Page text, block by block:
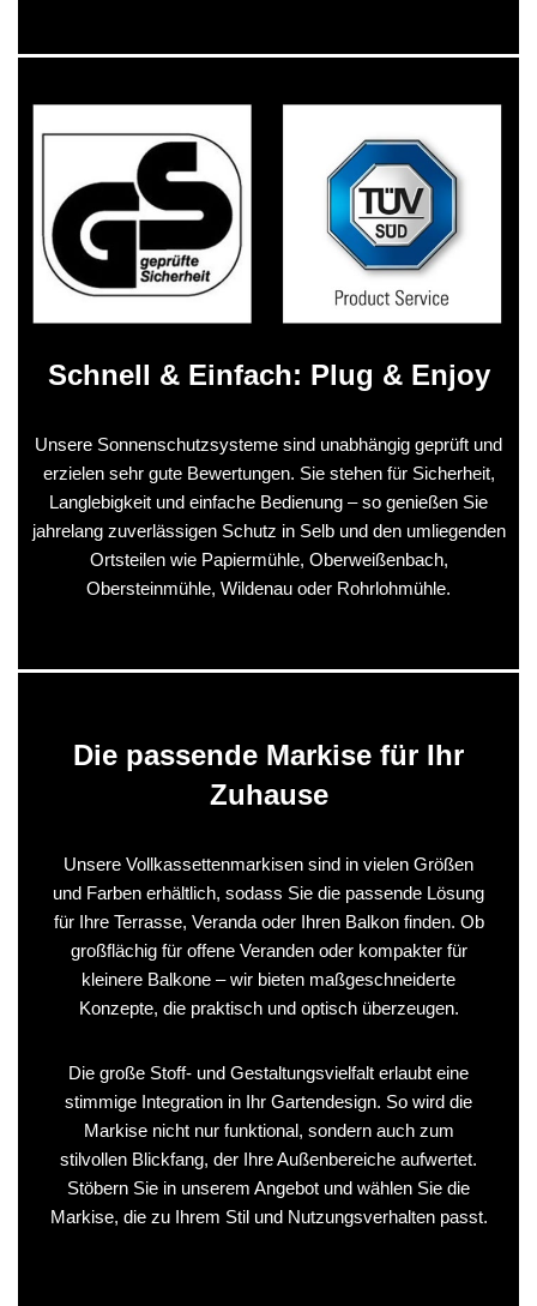
Schnell & Einfach: Plug & Enjoy
Unsere Sonnenschutzsysteme sind unabhängig geprüft und
erzielen sehr gute Bewertungen. Sie stehen für Sicherheit,
Langlebigkeit und einfache Bedienung – so genießen Sie
jahrelang zuverlässigen Schutz in Selb und den umliegenden
Ortsteilen wie Papiermühle, Oberweißenbach,
Obersteinmühle, Wildenau oder Rohrlohmühle.
Die passende Markise für Ihr
Zuhause
Unsere Vollkassettenmarkisen sind in vielen Größen
und Farben erhältlich, sodass Sie die passende Lösung
für Ihre Terrasse, Veranda oder Ihren Balkon finden. Ob
großflächig für offene Veranden oder kompakter für
kleinere Balkone – wir bieten maßgeschneiderte
Konzepte, die praktisch und optisch überzeugen.
Die große Stoff- und Gestaltungsvielfalt erlaubt eine
stimmige Integration in Ihr Gartendesign. So wird die
Markise nicht nur funktional, sondern auch zum
stilvollen Blickfang, der Ihre Außenbereiche aufwertet.
Stöbern Sie in unserem Angebot und wählen Sie die
Markise, die zu Ihrem Stil und Nutzungsverhalten passt.